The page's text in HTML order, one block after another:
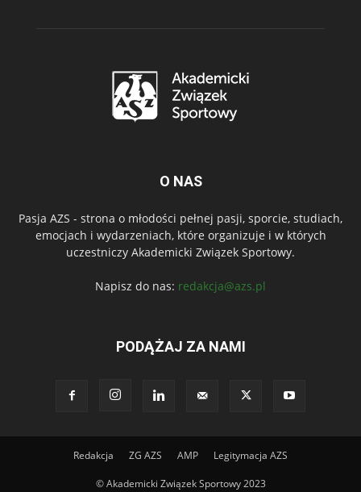
O NAS
Pasja AZS - strona o młodości pełnej pasji, sporcie, studiach,
emocjach i wydarzeniach, które organizuje i w których
uczestniczy Akademicki Związek Sportowy.
Napisz do nas: redakcja@azs.pl
PODĄŻAJ ZA NAMI
Redakcja ZG AZS AMP Legitymacja AZS
© Akademicki Związek Sportowy 2023